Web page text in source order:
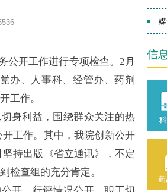
公开工作进行专项检查。2月
办、人事科、经管办、药剂
工作。
身利益，围绕群众关注的热
工作。其中，我院创新公开
持出版《省立通讯》，不定
检查组的充分肯定。
信